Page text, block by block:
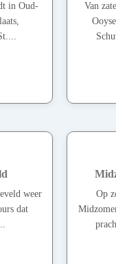
in Oud-
Van
weer
dat
Op